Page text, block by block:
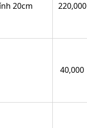
20cm 220,000
40,000